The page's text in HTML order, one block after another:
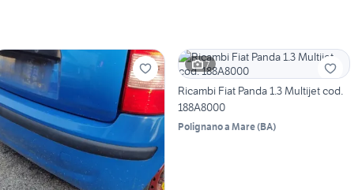
7
Ricambi Fiat Panda 1.3 Multijet cod.
188A8000
Polignano a Mare(BA)